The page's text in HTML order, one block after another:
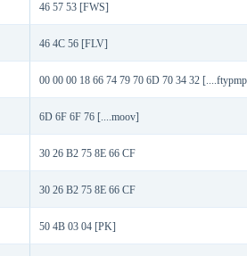
46 57 53 [FWS]
46 4C 56 [FLV]
00 00 00 18 66 74 79 70 6D 70 34 32
6D 6F 6F 76 [....moov]
30 26 B2 75 8E 66 CF
30 26 B2 75 8E 66 CF
50 4B 03 04 [PK]